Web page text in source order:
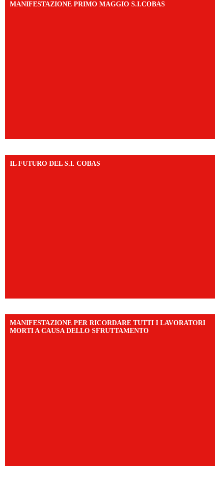
MANIFESTAZIONE PRIMO MAGGIO S.I.COBAS
IL FUTURO DEL S.I. COBAS
MANIFESTAZIONE PER RICORDARE TUTTI I LAVORATORI
MORTI A CAUSA DELLO SFRUTTAMENTO